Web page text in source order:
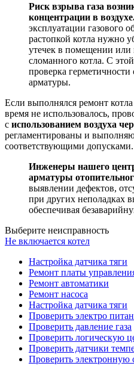
Риск взрыва газа
концентрации в
эксплуатации газового
растопкой котла нужно
утечек в помещении
сломанного котла. С
проверка
арматуры.
Если выполнялся ремонт
время не использовалось,
с использованием воздуха
регламентированы и
соответствующими допусками.
Инженеры нашего
арматуры
выявлении дефектов,
при других неполадках
обеспечивая
Выберите неисправность
Не включается котел
Настройка датчика тяги
Ремонт платы
Ремонт автоматики
Ремонт насоса
Настройка датчика тяги
Проверить электро
Проверить давление газа
Проверить логическую
Проверить датчики
Проверить электронную